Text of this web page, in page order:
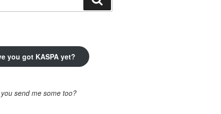
you got KASPA yet?
you send me some too?